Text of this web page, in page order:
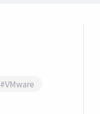
#VMware